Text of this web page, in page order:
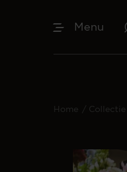
Menu
Home / Collectie